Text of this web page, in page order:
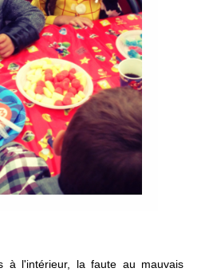
à l'intérieur, la faute au mauvais